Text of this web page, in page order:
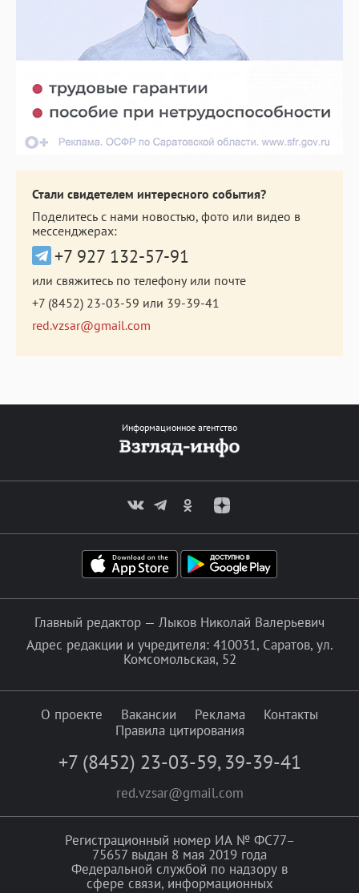
Стали свидетелем интересного события?
Поделитесь с нами новостью, фото или видео в
мессенджерах:
+7 927 132-57-91
или свяжитесь по телефону или почте
+7 (8452) 23-03-59 или 39-39-41
red.vzsar@gmail.com
Информационное агентство
Главный редактор — Лыков Николай Валерьевич
Адрес редакции и учредителя: 410031, Саратов, ул.
Комсомольская, 52
О проекте Вакансии Реклама
Контакты
Правила цитирования
+7 (8452) 23-03-59, 39-39-41
red.vzsar@gmail.com
Регистрационный номер ИА № ФС77–
75657 выдан 8 мая 2019 года
Федеральной службой по надзору в
сфере связи, информационных